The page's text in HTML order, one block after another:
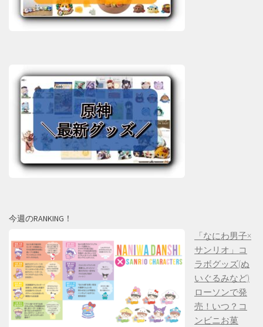
今週のRANKING！
「なにわ男子×
サンリオ」コ
ラボグッズ(ぬ
いぐるみなど)
ローソンで発
売！いつ？コ
ンビニお菓